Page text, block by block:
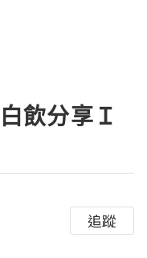
飲分享Ｉ
追蹤